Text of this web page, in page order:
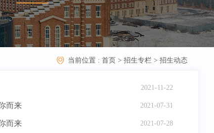
当前位置 : 首页 > 招生专栏> 招生动态
2021-11-22
而来 2021-07-31
而来 2021-07-28